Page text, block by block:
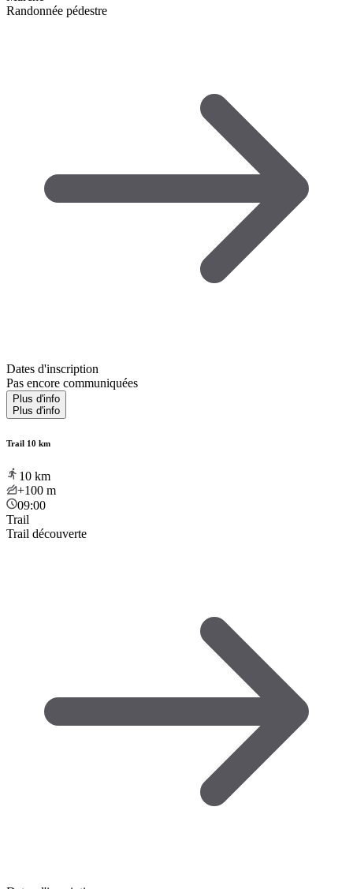
Randonnée pédestre
Dates d'inscription
Pas encore communiquées
Plus d'info
Plus d'info
Trail 10 km
10 km
+100 m
09:00
Trail
Trail découverte